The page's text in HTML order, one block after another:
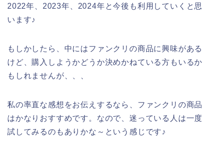
2022年、2023年、2024年と今後も利用していくと思
います♪
もしかしたら、中にはファンクリの商品に興味がある
けど、購入しようかどうか決めかねている方もいるか
もしれませんが、、、
私の率直な感想をお伝えするなら、ファンクリの商品
はかなりおすすめです。なので、迷っている人は一度
試してみるのもありかな～という感じです♪